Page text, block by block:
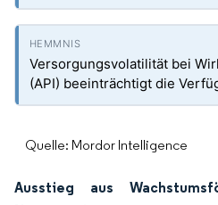
Versorgungsvolatilität bei
(API) beeinträchtigt die
Quelle: Mordor Intelligence
Ausstieg aus